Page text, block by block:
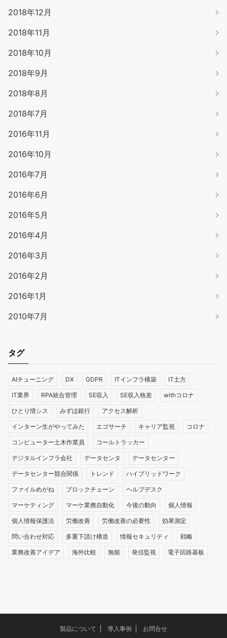
2018年12月
2018年11月
2018年10月
2018年9月
2018年8月
2018年7月
2016年11月
2016年10月
2016年7月
2016年6月
2016年5月
2016年4月
2016年3月
2016年2月
2016年1月
2010年7月
タグ
AIチューニング DX GDPR ITインフラ構築 IT土方
IT業界 RPA統合管理 SE収入 SE収入格差 withコロナ
ひとり情シス みずほ銀行 アクセス解析
インターン生がやってみた エゴサーチ キャリア監視 コロナ
コンピューター土木作業員 コールトラッカー
デジタルインフラ会社 データセンタ データセンター
データセンター競合関係 トレンド ハイブリッドワーク
ファイルめがね ブロックチェーン ヘルプデスク
マーケティング マーケ業務自動化 今後の動向 個人情報
個人情報保護法 労働改善 労働改善の必要性 効果測定
問い合わせ対応 多重下請け構造 情報セキュリティ 戦略
業務改善アイデア 海外比較 無能 発信監視 電子回路基板
製品について 導入事例 お問合せ